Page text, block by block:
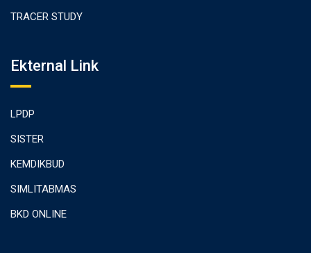
TRACER STUDY
Ekternal Link
LPDP
SISTER
KEMDIKBUD
SIMLITABMAS
BKD ONLINE